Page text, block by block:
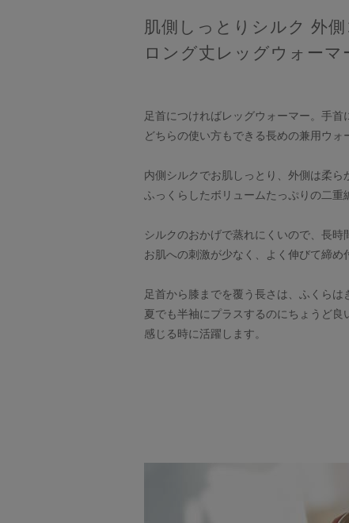
肌側しっとりシルク 外
ロング丈レッグウォーマ
足首につければレッグウォーマー。手首
どちらの使い方もできる長めの兼用ウォ
内側シルクでお肌しっとり、外側は柔ら
ふっくらしたボリュームたっぷりの二
シルクのおかげで蒸れにくいので、長時
お肌への刺激が少なく、よく伸びて締め
足首から膝までを覆う長さは、ふくらは
夏でも半袖にプラスするのにちょうど
感じる時に活躍します。